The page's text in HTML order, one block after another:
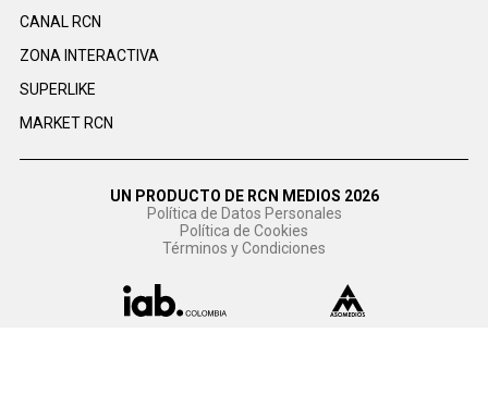
CANAL RCN
ZONA INTERACTIVA
SUPERLIKE
MARKET RCN
UN PRODUCTO DE RCN MEDIOS 2026
Política de Datos Personales
Política de Cookies
Términos y Condiciones